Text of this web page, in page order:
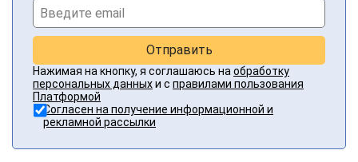
Отправить
Нажимая на кнопку, я соглашаюсь на обработку
персональных данныхи с правилами пользования
Платформой
Согласен на получение информационной и
рекламной рассылки